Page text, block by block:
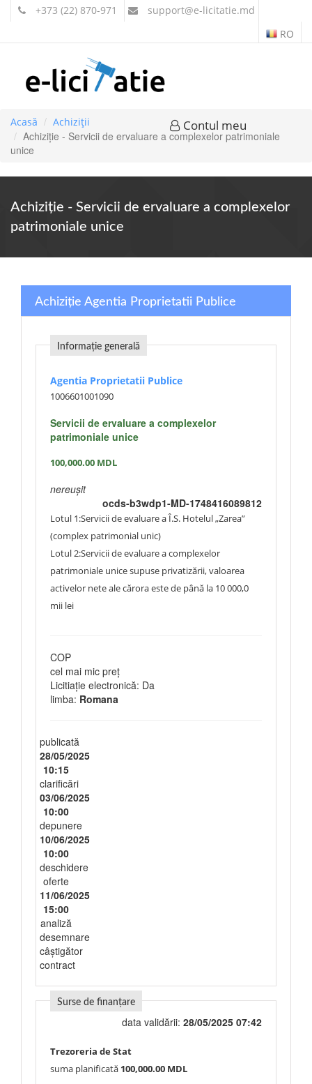
+373 (22) 870-971 support@e-licitatie.md
RO
Contul meu
Acasă Achiziții
Achiziție - Servicii de ervaluare a complexelor patrimoniale
unice
Achiziție - Servicii de ervaluare a complexelor
patrimoniale unice
Achiziție Agentia Proprietatii Publice
Informație generală
Agentia Proprietatii Publice
1006601001090
Servicii de ervaluare a complexelor
patrimoniale unice
100,000.00 MDL
nereușit
ocds-b3wdp1-MD-1748416089812
Lotul 1:Servicii de evaluare a Î.S. Hotelul „Zarea”
(complex patrimonial unic)
Lotul 2:Servicii de evaluare a complexelor
patrimoniale unice supuse privatizării, valoarea
activelor nete ale cărora este de până la 10 000,0
mii lei
COP
cel mai mic preț
Licitiație electronică: Da
limba: Romana
publicată
28/05/2025
10:15
clarificări
03/06/2025
10:00
depunere
10/06/2025
10:00
deschidere
oferte
11/06/2025
15:00
analiză
desemnare
câștigător
contract
Surse de finanțare
data validării: 28/05/2025 07:42
Trezoreria de Stat
suma planificată 100,000.00 MDL